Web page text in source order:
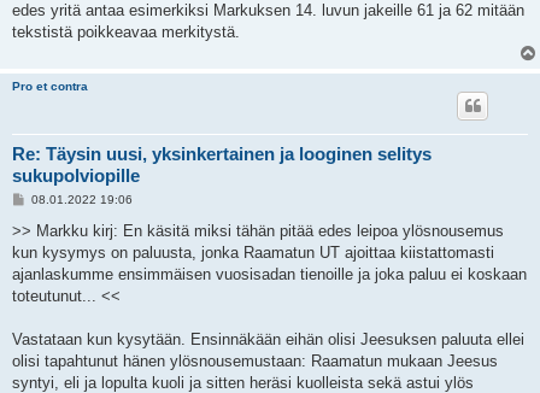
edes yritä antaa esimerkiksi Markuksen 14. luvun jakeille 61 ja 62 mitään
tekstistä poikkeavaa merkitystä.
Pro et contra
Re: Täysin uusi, yksinkertainen ja looginen selitys
sukupolviopille
V
e
t
i
08.01.2022 19:06
>> Markku kirj: En käsitä miksi tähän pitää edes leipoa ylösnousemus
kun kysymys on paluusta, jonka Raamatun UT ajoittaa kiistattomasti
ajanlaskumme ensimmäisen vuosisadan tienoille ja joka paluu ei koskaan
toteutunut... <<
Vastataan kun kysytään. Ensinnäkään eihän olisi Jeesuksen paluuta ellei
olisi tapahtunut hänen ylösnousemustaan: Raamatun mukaan Jeesus
syntyi, eli ja lopulta kuoli ja sitten heräsi kuolleista sekä astui ylös